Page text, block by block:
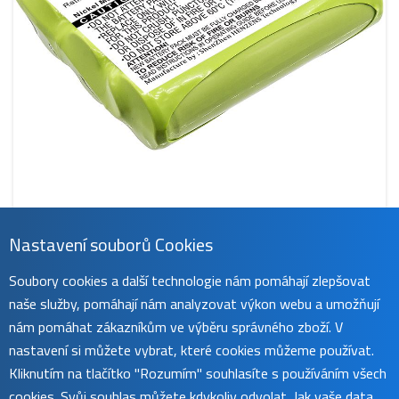
359 Kč
obvykle do 45 dnů koupit
Nastavení souborů Cookies
Soubory cookies a další technologie nám pomáhají zlepšovat
naše služby, pomáhají nám analyzovat výkon webu a umožňují
nám pomáhat zákazníkům ve výběru správného zboží. V
nastavení si můžete vybrat, které cookies můžeme používat.
Kliknutím na tlačítko "Rozumím" souhlasíte s používáním všech